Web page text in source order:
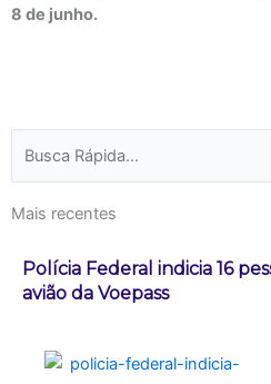
8 de junho.
Mais recentes
Polícia Federal indicia 16
avião da Voepass